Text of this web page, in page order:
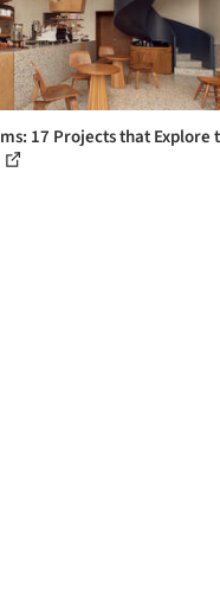
17 Projects that Explore